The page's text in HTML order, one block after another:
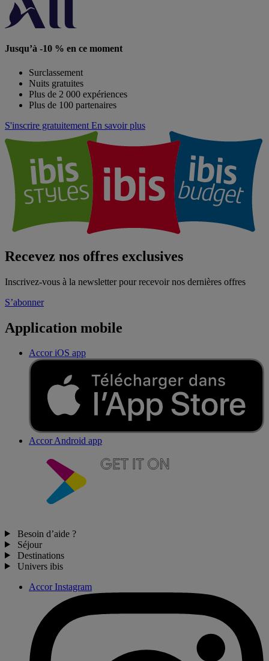
Jusqu’à -10 % en ce moment
Surclassement
Nuits gratuites
Plus de 2 000 expériences
Plus de 100 partenaires
S'inscrire gratuitement En savoir plus
Recevez nos offres exclusives
Inscrivez-vous à la newsletter pour recevoir nos dernières offres
S’abonner
Application mobile
Accor iOS app
Accor Android app
Besoin d’aide ?
Séjour
Destinations
Univers ibis
Accor Instagram